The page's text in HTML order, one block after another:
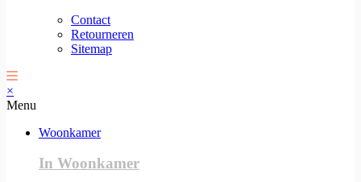
Contact
Retourneren
Sitemap
×
Menu
Woonkamer
In Woonkamer